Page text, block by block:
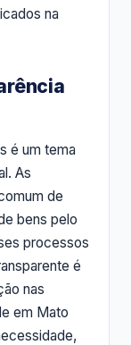
na
é um tema
As
de
bens pelo
processos
é
nas
em Mato